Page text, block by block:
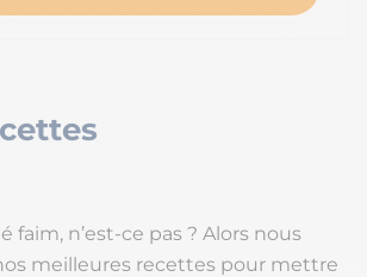
faim, n’est-ce pas ? Alors nous
meilleures recettes pour mettre